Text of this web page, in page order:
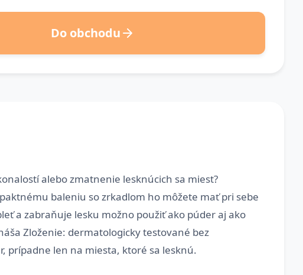
Do obchodu
alebo zmatnenie lesknúcich sa miest?
baleniu so zrkadlom ho môžete mať pri sebe
a zabraňuje lesku možno použiť ako púder aj ako
Zloženie: dermatologicky testované bez